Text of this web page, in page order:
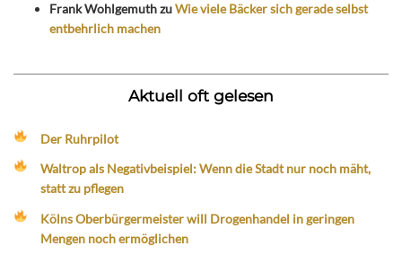
Frank WohlgemuthzuWie viele Bäcker sich gerade selbst
entbehrlich machen
Aktuell oft gelesen
Der Ruhrpilot
Waltrop als Negativbeispiel: Wenn die Stadt nur noch mäht,
statt zu pflegen
Kölns Oberbürgermeister will Drogenhandel in geringen
Mengen noch ermöglichen